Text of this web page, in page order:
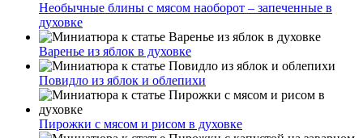
Необычные блины с мясом наоборот – запеченные в
духовке
Варенье из яблок в духовке
Повидло из яблок и облепихи
Пирожки с мясом и рисом в духовке